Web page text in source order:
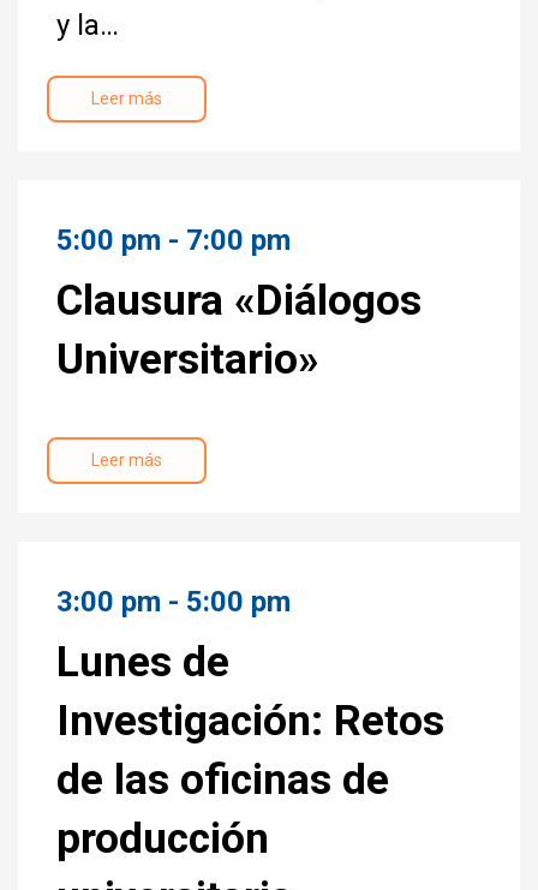
y la…
Leer más
5:00 pm - 7:00 pm
Clausura «Diálogos
Universitario»
Leer más
3:00 pm - 5:00 pm
Lunes de
Investigación: Retos
de las oficinas de
producción